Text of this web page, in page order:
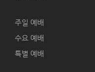
주일 예배
수요 예배
특별 예배